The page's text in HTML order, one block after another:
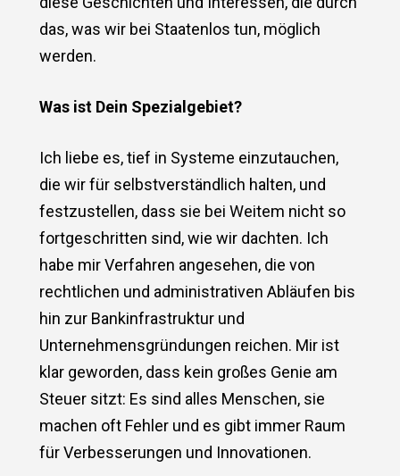
das, was wir bei Staatenlos tun, möglich
werden.
Was ist Dein Spezialgebiet?
Ich liebe es, tief in Systeme einzutauchen,
die wir für selbstverständlich halten, und
festzustellen, dass sie bei Weitem nicht so
fortgeschritten sind, wie wir dachten. Ich
habe mir Verfahren angesehen, die von
rechtlichen und administrativen Abläufen bis
hin zur Bankinfrastruktur und
Unternehmensgründungen reichen. Mir ist
klar geworden, dass kein großes Genie am
Steuer sitzt: Es sind alles Menschen, sie
machen oft Fehler und es gibt immer Raum
für Verbesserungen und Innovationen.